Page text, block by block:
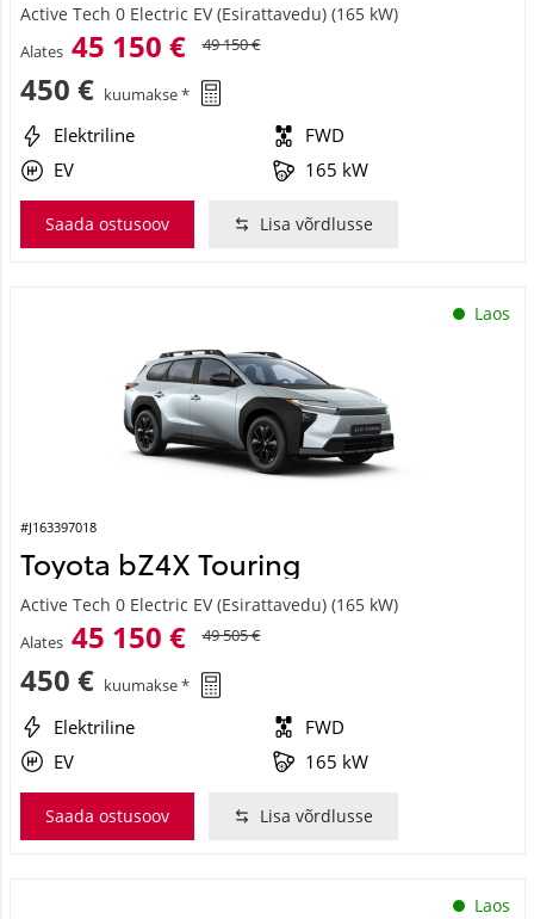
Active Tech 0 Electric EV (Esirattavedu) (165 kW)
Alates 45 150 € 49 150 €
450 € kuumakse *
Elektriline
FWD
EV
165 kW
Saada ostusoov Lisa võrdlusse
Laos
#J163397018
Toyota bZ4X Touring
Active Tech 0 Electric EV (Esirattavedu) (165 kW)
Alates 45 150 € 49 505 €
450 € kuumakse *
Elektriline
FWD
EV
165 kW
Saada ostusoov Lisa võrdlusse
Laos